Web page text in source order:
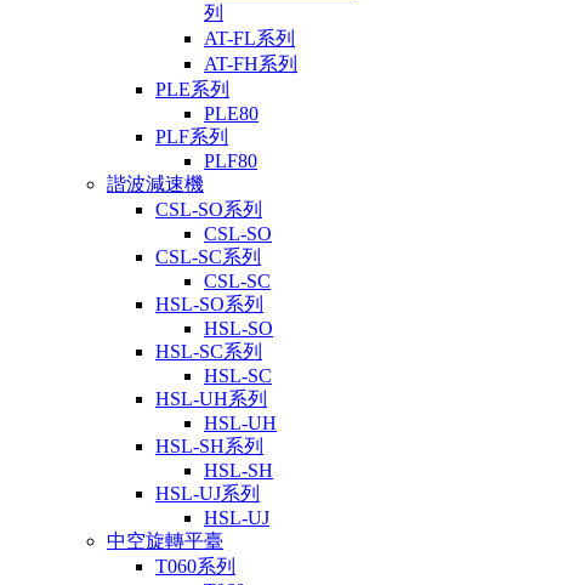
列
AT-FL系列
AT-FH系列
PLE系列
PLE80
PLF系列
PLF80
諧波減速機
CSL-SO系列
CSL-SO
CSL-SC系列
CSL-SC
HSL-SO系列
HSL-SO
HSL-SC系列
HSL-SC
HSL-UH系列
HSL-UH
HSL-SH系列
HSL-SH
HSL-UJ系列
HSL-UJ
中空旋轉平臺
T060系列